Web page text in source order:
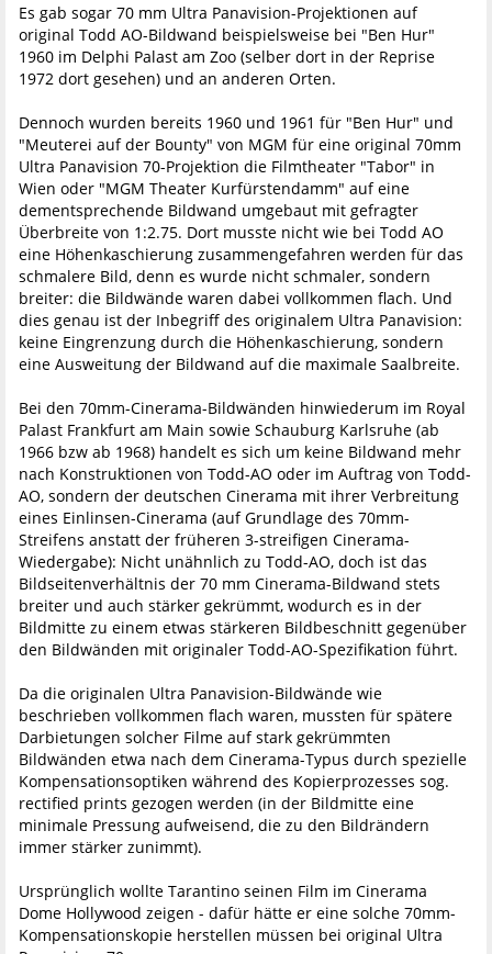
Es gab sogar 70 mm Ultra Panavision-Projektionen auf
original Todd AO-Bildwand beispielsweise bei "Ben Hur"
1960 im Delphi Palast am Zoo (selber dort in der Reprise
1972 dort gesehen) und an anderen Orten.
Dennoch wurden bereits 1960 und 1961 für "Ben Hur" und
"Meuterei auf der Bounty" von MGM für eine original 70mm
Ultra Panavision 70-Projektion die Filmtheater "Tabor" in
Wien oder "MGM Theater Kurfürstendamm" auf eine
dementsprechende Bildwand umgebaut mit gefragter
Überbreite von 1:2.75. Dort musste nicht wie bei Todd AO
eine Höhenkaschierung zusammengefahren werden für das
schmalere Bild, denn es wurde nicht schmaler, sondern
breiter: die Bildwände waren dabei vollkommen flach. Und
dies genau ist der Inbegriff des originalem Ultra Panavision:
keine Eingrenzung durch die Höhenkaschierung, sondern
eine Ausweitung der Bildwand auf die maximale Saalbreite.
Bei den 70mm-Cinerama-Bildwänden hinwiederum im Royal
Palast Frankfurt am Main sowie Schauburg Karlsruhe (ab
1966 bzw ab 1968) handelt es sich um keine Bildwand mehr
nach Konstruktionen von Todd-AO oder im Auftrag von Todd-
AO, sondern der deutschen Cinerama mit ihrer Verbreitung
eines Einlinsen-Cinerama (auf Grundlage des 70mm-
Streifens anstatt der früheren 3-streifigen Cinerama-
Wiedergabe): Nicht unähnlich zu Todd-AO, doch ist das
Bildseitenverhältnis der 70 mm Cinerama-Bildwand stets
breiter und auch stärker gekrümmt, wodurch es in der
Bildmitte zu einem etwas stärkeren Bildbeschnitt gegenüber
den Bildwänden mit originaler Todd-AO-Spezifikation führt.
Da die originalen Ultra Panavision-Bildwände wie
beschrieben vollkommen flach waren, mussten für spätere
Darbietungen solcher Filme auf stark gekrümmten
Bildwänden etwa nach dem Cinerama-Typus durch spezielle
Kompensationsoptiken während des Kopierprozesses sog.
rectified prints gezogen werden (in der Bildmitte eine
minimale Pressung aufweisend, die zu den Bildrändern
immer stärker zunimmt).
Ursprünglich wollte Tarantino seinen Film im Cinerama
Dome Hollywood zeigen - dafür hätte er eine solche 70mm-
Kompensationskopie herstellen müssen bei original Ultra